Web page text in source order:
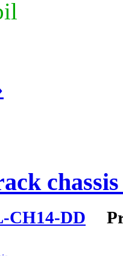
CH14-DD